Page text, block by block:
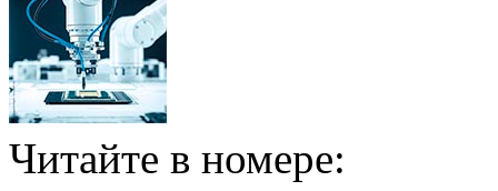
Читайте в номере: